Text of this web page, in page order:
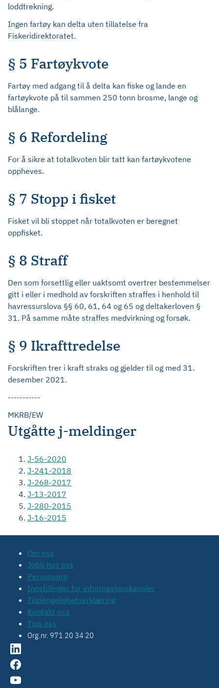
loddtrekning.
Ingen fartøy kan delta uten tillatelse fra
Fiskeridirektoratet.
§ 5 Fartøykvote
Fartøy med adgang til å delta kan fiske og lande en
fartøykvote på til sammen 250 tonn brosme, lange og
blålange.
§ 6 Refordeling
For å sikre at totalkvoten blir tatt kan fartøykvotene
oppheves.
§ 7 Stopp i fisket
Fisket vil bli stoppet når totalkvoten er beregnet
oppfisket.
§ 8 Straff
Den som forsettlig eller uaktsomt overtrer bestemmelser
gitt i eller i medhold av forskriften straffes i henhold til
havressurslova §§ 60, 61, 64 og 65 og deltakerloven §
31. På samme måte straffes medvirkning og forsøk.
§ 9 Ikrafttredelse
Forskriften trer i kraft straks og gjelder til og med 31.
desember 2021.
-----------
MKRB/EW
Utgåtte j-meldinger
J-56-2020
J-241-2018
J-268-2017
J-13-2017
J-280-2015
J-16-2015
Om oss
Jobb hos oss
Personvern
Innstillinger for informasjonskapsler
Tilgjengelighetserklæring
Kontakt oss
Tips oss
Org.nr. 971 20 34 20